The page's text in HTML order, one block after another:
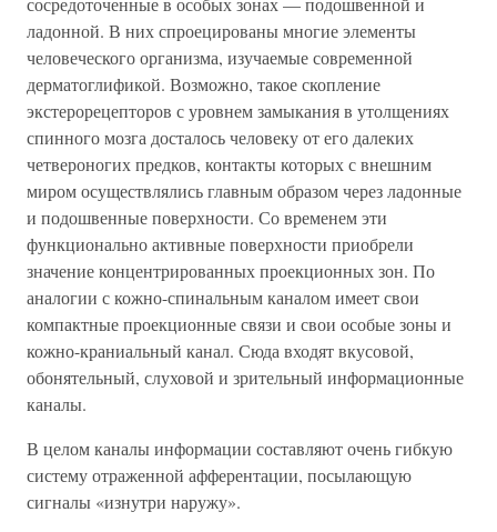
ладонной. В них спроецированы многие элементы
человеческого организма, изучаемые современной
дерматоглификой. Возможно, такое скопление
экстерорецепторов с уровнем замыкания в утолщениях
спинного мозга досталось человеку от его далеких
четвероногих предков, контакты которых с внешним
миром осуществлялись главным образом через ладонные
и подошвенные поверхности. Со временем эти
функционально активные поверхности приобрели
значение концентрированных проекционных зон. По
аналогии с кожно-спинальным каналом имеет свои
компактные проекционные связи и свои особые зоны и
кожно-краниальный канал. Сюда входят вкусовой,
обонятельный, слуховой и зрительный информационные
каналы.
В целом каналы информации составляют очень гибкую
систему отраженной афферентации, посылающую
сигналы «изнутри наружу».